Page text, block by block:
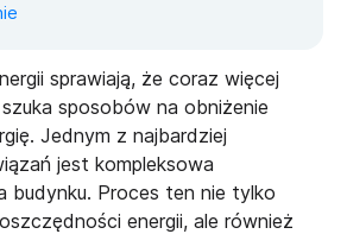
sprawiają, że coraz więcej
sposobów na obniżenie
Jednym z najbardziej
jest kompleksowa
budynku. Proces ten nie tylko
energii, ale również